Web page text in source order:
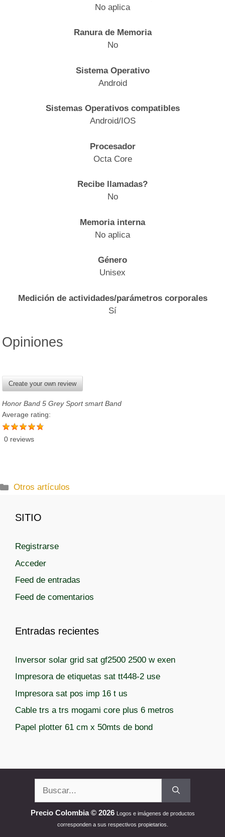
No aplica
Ranura de Memoria
No
Sistema Operativo
Android
Sistemas Operativos compatibles
Android/IOS
Procesador
Octa Core
Recibe llamadas?
No
Memoria interna
No aplica
Género
Unisex
Medición de actividades/parámetros corporales
Sí
Opiniones
Create your own review
Honor Band 5 Grey Sport smart Band
Average rating:
0 reviews
C
e
o
r
s
Otros artículos
SITIO
Registrarse
Acceder
Feed de entradas
Feed de comentarios
Entradas recientes
Inversor solar grid sat gf2500 2500 w exen
Impresora de etiquetas sat tt448-2 use
Impresora sat pos imp 16 t us
Cable trs a trs mogami core plus 6 metros
Papel plotter 61 cm x 50mts de bond
Precio Colombia © 2026 Logos e imágenes de productos
corresponden a sus respectivos propietarios.